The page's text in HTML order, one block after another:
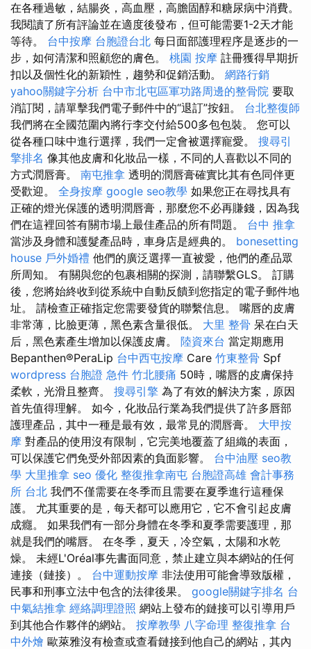
在各種過敏，結腸炎，高血壓，高膽固醇和糖尿病中消費。
我閱讀了所有評論並在適度後發布，但可能需要1-2天才能
等待。 台中按摩 台胞證台北 每日面部護理程序是逐步的一
步，如何清潔和照顧您的膚色。 桃園 按摩 註冊獲得早期折
扣以及個性化的新穎性，趨勢和促銷活動。 網路行銷
yahoo關鍵字分析 台中市北屯區軍功路周邊的整骨院 要取
消訂閱，請單擊我們電子郵件中的“退訂”按鈕。 台北整復師
我們將在全國范圍內將行李交付給500多包包裝。 您可以
從各種口味中進行選擇，我們一定會被選擇寵愛。 搜尋引
擎排名 像其他皮膚和化妝品一樣，不同的人喜歡以不同的
方式潤唇膏。 南屯推拿 透明的潤唇膏確實比其有色同伴更
受歡迎。 全身按摩 google seo教學 如果您正在尋找具有
正確的燈光保護的透明潤唇膏，那麼您不必再賺錢，因為我
們在這裡回答有關市場上最佳產品的所有問題。 台中 推拿
當涉及身體和護髮產品時，車身店是經典的。 bonesetting
house 戶外婚禮 他們的廣泛選擇一直被愛，他們的產品眾
所周知。 有關與您的包裹相關的探測，請聯繫GLS。 訂購
後，您將始終收到從系統中自動反饋到您指定的電子郵件地
址。 請檢查正確指定您需要發貨的聯繫信息。 嘴唇的皮膚
非常薄，比臉更薄，黑色素含量很低。 大里 整骨 呆在白天
后，黑色素產生增加以保護皮膚。 陸資來台 當定期應用
Bepanthen®PeraLip 台中西屯按摩 Care 竹東整骨 Spf
wordpress 台胞證 急件 竹北腰痛 50時，嘴唇的皮膚保持
柔軟，光滑且整齊。 搜尋引擎 為了有效的解決方案，原因
首先值得理解。 如今，化妝品行業為我們提供了許多唇部
護理​​產品，其中一種是最有效，最常見的潤唇膏。 大甲按
摩 對產品的使用沒有限制，它完美地覆蓋了組織的表面，
可以保護它們免受外部因素的負面影響。 台中油壓 seo教
學 大里推拿 seo 優化 整復推拿南屯 台胞證高雄 會計事務
所 台北 我們不僅需要在冬季而且需要在夏季進行這種保
護。 尤其重要的是，每天都可以應用它，它不會引起皮膚
成癮。 如果我們有一部分身體在冬季和夏季需要護理，那
就是我們的嘴唇。 在冬季，夏天，冷空氣，太陽和水乾
燥。 未經L'Oréal事先書面同意，禁止建立與本網站的任何
連接（鏈接）。 台中運動按摩 非法使用可能會導致版權，
民事和刑事立法中包含的法律後果。 google關鍵字排名 台
中氣結推拿 經絡調理證照 網站上發布的鏈接可以引導用戶
到其他合作夥伴的網站。 按摩教學 八字命理 整復推拿 台
中外燴 歐萊雅沒有檢查或查看鏈接到他自己的網站，其內